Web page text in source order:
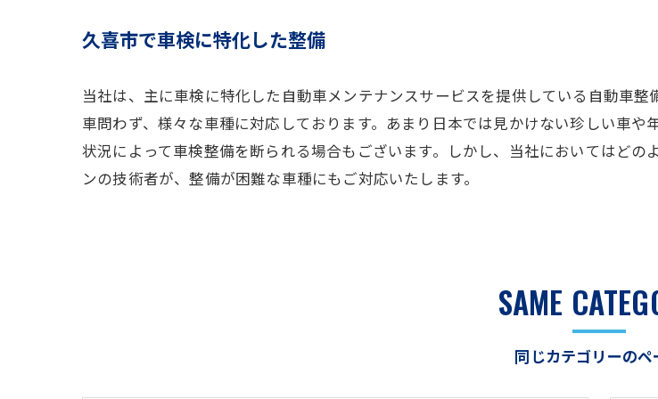
久喜市で車検に特化した整備
当社は、主に車検に特化した自動車メンテナンスサービスを提供している自動車
車問わず、様々な車種に対応しております。あまり日本では見かけない珍しい車
状況によって車検整備を断られる場合もございます。しかし、当社においてはど
ンの技術者が、整備が困難な車種にもご対応いたします。
同じカテゴリーのペ
SAME